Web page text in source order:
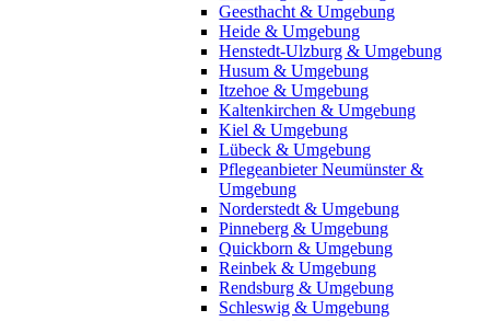
Geesthacht & Umgebung
Heide & Umgebung
Henstedt-Ulzburg & Umgebung
Husum & Umgebung
Itzehoe & Umgebung
Kaltenkirchen & Umgebung
Kiel & Umgebung
Lübeck & Umgebung
Pflegeanbieter Neumünster &
Umgebung
Norderstedt & Umgebung
Pinneberg & Umgebung
Quickborn & Umgebung
Reinbek & Umgebung
Rendsburg & Umgebung
Schleswig & Umgebung